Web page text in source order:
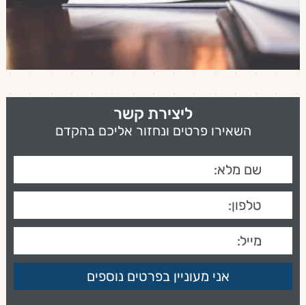
ליצירת קשר
השאירו פרטים ונחזור אליכם בהקדם